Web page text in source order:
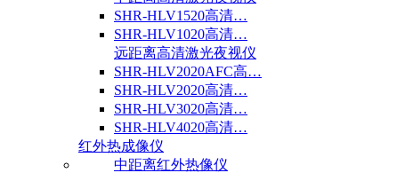
SHR-HLV1520高清…
SHR-HLV1020高清…
远距离高清激光夜视仪
SHR-HLV2020AFC高…
SHR-HLV2020高清…
SHR-HLV3020高清…
SHR-HLV4020高清…
红外热成像仪
中距离红外热像仪